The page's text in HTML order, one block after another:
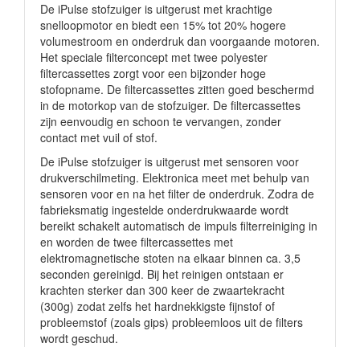
De iPulse stofzuiger is uitgerust met krachtige
snelloopmotor en biedt een 15% tot 20% hogere
volumestroom en onderdruk dan voorgaande motoren.
Het speciale filterconcept met twee polyester
filtercassettes zorgt voor een bijzonder hoge
stofopname. De filtercassettes zitten goed beschermd
in de motorkop van de stofzuiger. De filtercassettes
zijn eenvoudig en schoon te vervangen, zonder
contact met vuil of stof.
De iPulse stofzuiger is uitgerust met sensoren voor
drukverschilmeting. Elektronica meet met behulp van
sensoren voor en na het filter de onderdruk. Zodra de
fabrieksmatig ingestelde onderdrukwaarde wordt
bereikt schakelt automatisch de impuls filterreiniging in
en worden de twee filtercassettes met
elektromagnetische stoten na elkaar binnen ca. 3,5
seconden gereinigd. Bij het reinigen ontstaan er
krachten sterker dan 300 keer de zwaartekracht
(300g) zodat zelfs het hardnekkigste fijnstof of
probleemstof (zoals gips) probleemloos uit de filters
wordt geschud.